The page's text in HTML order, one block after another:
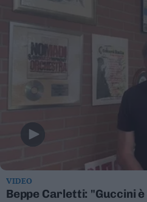
VIDEO
Beppe Carletti: "Guccini